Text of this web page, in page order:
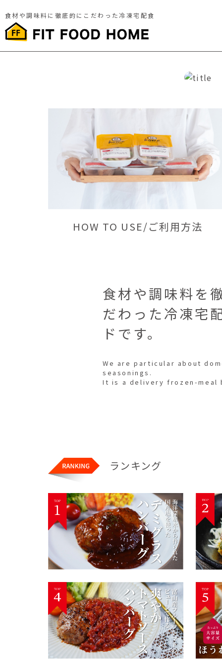
食材や調味料に徹底的にこだわった冷凍宅配食
HOW TO USE/ご利用方法
食材や調味料を
だわった冷凍宅
ドです。
We are particular about
seasonings.
It is a delivery frozen-meal
ランキング